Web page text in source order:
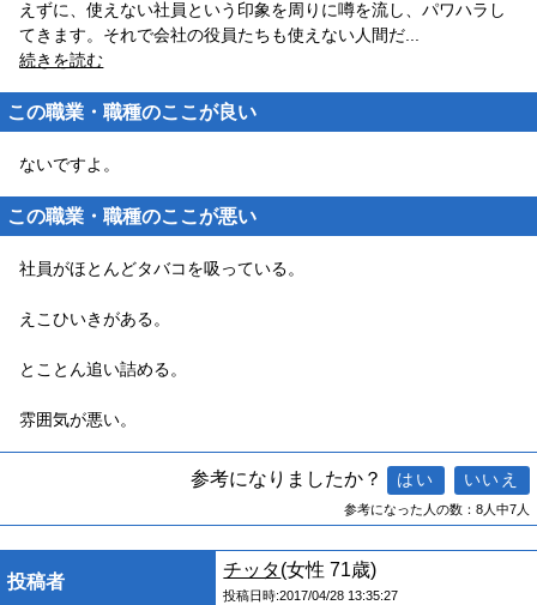
えずに、使えない社員という印象を周りに噂を流し、パワハラし
てきます。それで会社の役員たちも使えない人間だ
続きを読む
この職業・職種のここが良い
ないですよ。
この職業・職種のここが悪い
社員がほとんどタバコを吸っている。
えこひいきがある。
とことん追い詰める。
雰囲気が悪い。
参考になりましたか？
参考になった人の数：8人中7人
投稿者
チッタ(女性 71歳)
投稿日時:2017/04/28 13:35:27